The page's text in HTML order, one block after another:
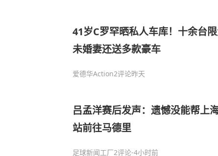
41岁C罗罕晒私人车库！十余台限
未婚妻还送多款豪车
爱德华Action2评论昨天
吕孟洋赛后发声：遗憾没能帮上
站前往马德里
足球新闻工厂2评论-4小时前